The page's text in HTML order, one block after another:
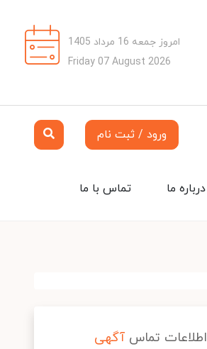
امروز جمعه 16 مرداد 1405
Friday 07 August 2026
ورود / ثبت نام
تماس با ما درباره ما
اطلاعات تماس آگهی